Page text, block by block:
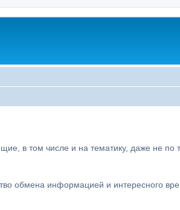
в том числе и на тематику, даже не по
обмена информацией и интересного